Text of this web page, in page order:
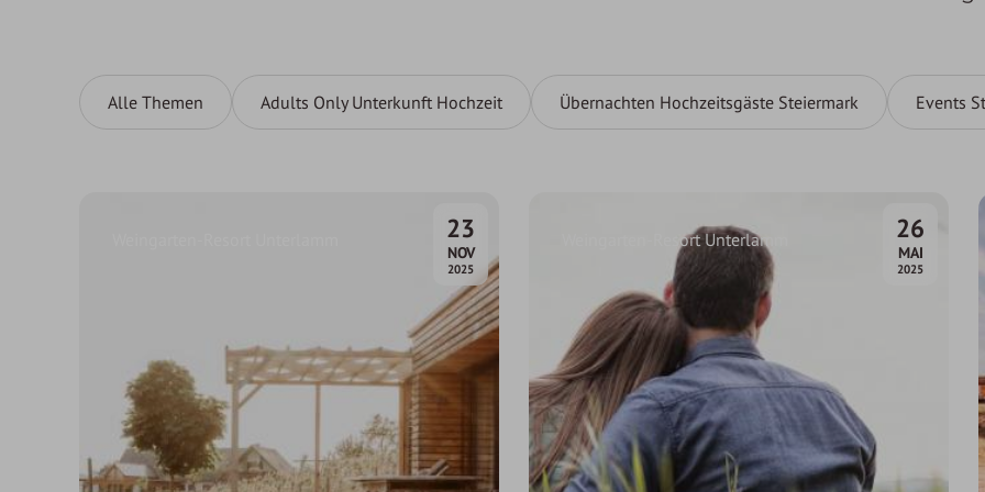
Alle Themen Adults Only Unterkunft Hochzeit Übernachten Hochzeitsgäste Steiermark Events
23
NOV.
2025
26
MAI.
2025
Weingarten-Resort Unterlamm